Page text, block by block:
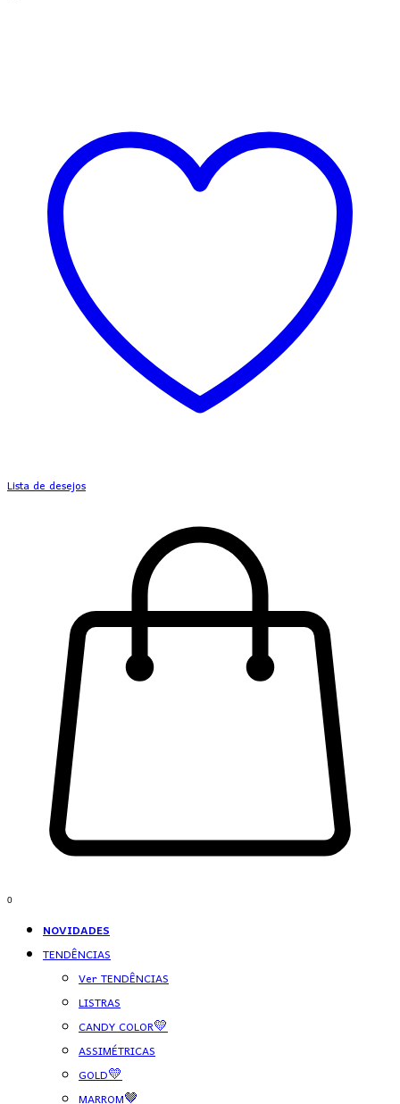
Lista de desejos
0
NOVIDADES
TENDÊNCIAS
Ver TENDÊNCIAS
LISTRAS
CANDY COLOR💛
ASSIMÉTRICAS
GOLD💛